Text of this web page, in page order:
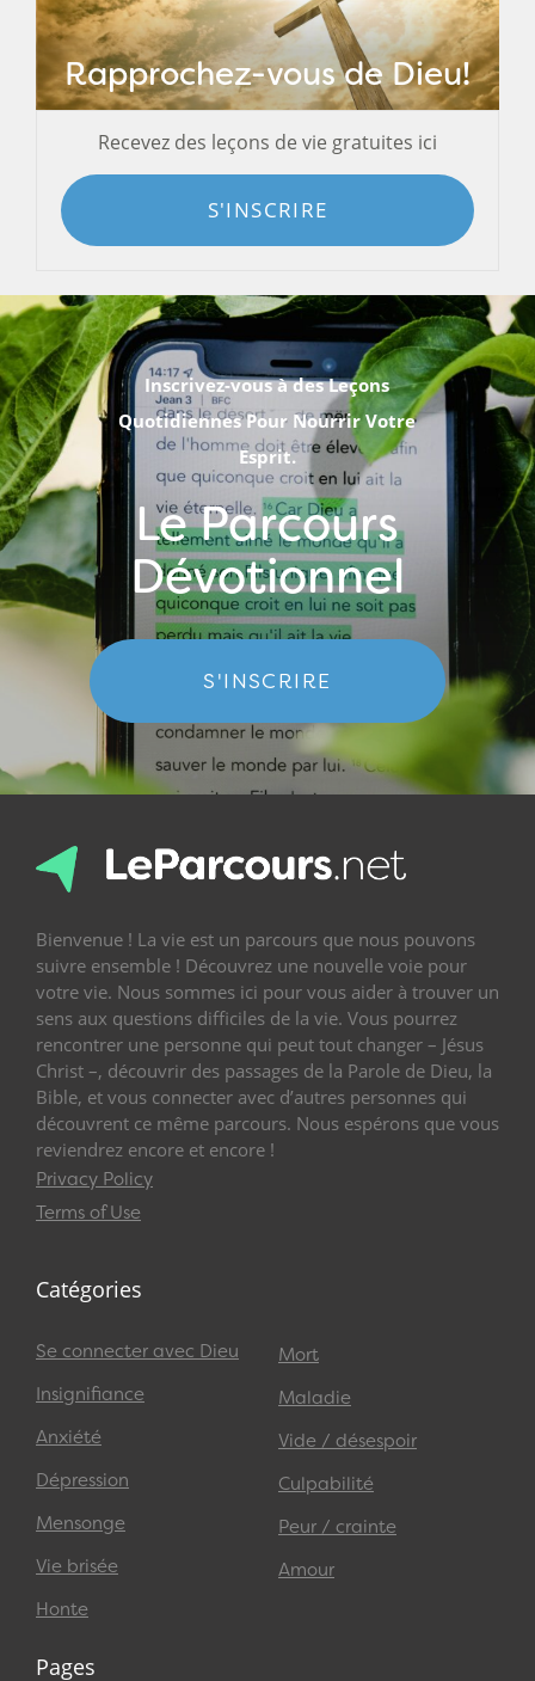
Rapprochez-vous de Dieu!
Recevez des leçons de vie gratuites ici
S'INSCRIRE
Inscrivez-vous à des Leçons
Quotidiennes Pour Nourrir Votre
Esprit.
Le Parcours
Dévotionnel
S'INSCRIRE
Bienvenue ! La vie est un parcours que nous pouvons
suivre ensemble ! Découvrez une nouvelle voie pour
votre vie. Nous sommes ici pour vous aider à trouver un
sens aux questions difficiles de la vie. Vous pourrez
rencontrer une personne qui peut tout changer – Jésus
Christ –, découvrir des passages de la Parole de Dieu, la
Bible, et vous connecter avec d’autres personnes qui
découvrent ce même parcours. Nous espérons que vous
reviendrez encore et encore !
Privacy Policy
Terms of Use
Catégories
Se connecter avec Dieu
Insignifiance
Anxiété
Dépression
Mensonge
Vie brisée
Honte
Mort
Maladie
Vide / désespoir
Culpabilité
Peur / crainte
Amour
Pages